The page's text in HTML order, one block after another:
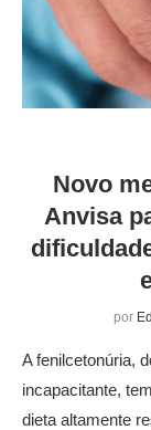
Novo
Anvisa
por
A fenilcetonúria,
incapacitante,
dieta altamente